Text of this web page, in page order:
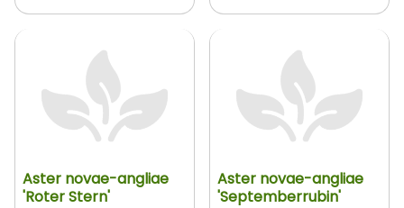
Aster novae-angliae
'Roter Stern'
Aster novae-angliae
'Septemberrubin'